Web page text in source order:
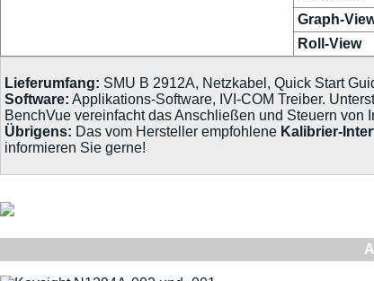
Graph-
Roll-View
Lieferumfang: SMU B 2912A, Netzkabel, Quick Start
Software: Applikations-Software, IVI-COM Treiber.
BenchVue vereinfacht das Anschließen und Steuern von
Übrigens: Das vom Hersteller empfohlene Kalibrier-
informieren Sie gerne!